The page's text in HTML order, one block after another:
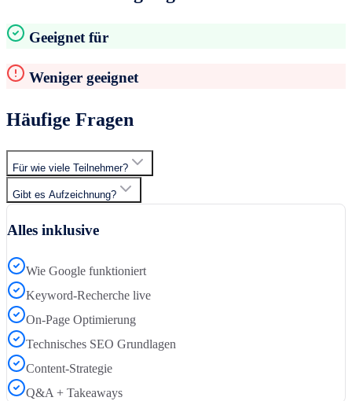
Geeignet für
Weniger geeignet
Häufige Fragen
Für wie viele Teilnehmer?
Gibt es Aufzeichnung?
Alles inklusive
Wie Google funktioniert
Keyword-Recherche live
On-Page Optimierung
Technisches SEO Grundlagen
Content-Strategie
Q&A + Takeaways